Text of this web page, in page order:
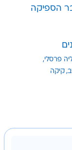
הספיקה
פרסלי
קיקה